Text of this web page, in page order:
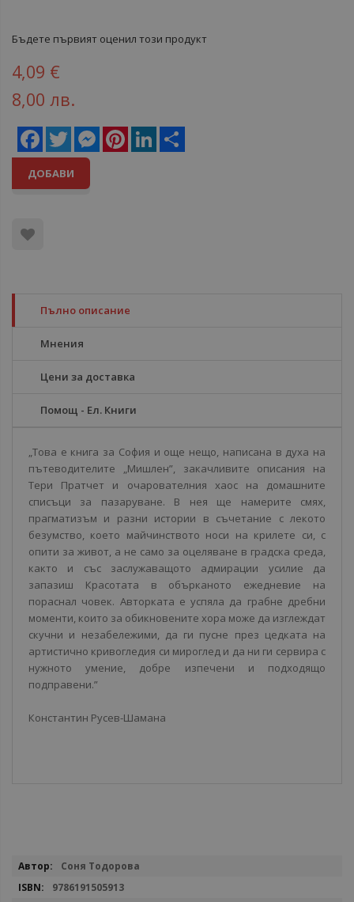
Бъдете първият оценил този продукт
4,09 €
8,00 лв.
Facebook
Twitter MessengerPinterestLinkedIn
ДОБАВИ
Пълно описание
Мнения
Цени за доставка
Помощ - Ел. Книги
„Това е книга за София и още нещо, написана в духа на
пътеводителите „Мишлен”, закачливите описания на
Тери Пратчет и очарователния хаос на домашните
списъци за пазаруване. В нея ще намерите смях,
прагматизъм и разни истории в съчетание с лекото
безумство, което майчинството носи на крилете си, с
опити за живот, а не само за оцеляване в градска среда,
както и със заслужаващото адмирации усилие да
запазиш Красотата в обърканото ежедневие на
пораснал човек. Авторката е успяла да грабне дребни
моменти, които за обикновените хора може да изглеждат
скучни и незабележими, да ги пусне през цедката на
артистично кривогледия си мироглед и да ни ги сервира с
нужното умение, добре изпечени и подходящо
подправени.”
Константин Русев-Шамана
Повече
Соня Тодорова
9786191505913